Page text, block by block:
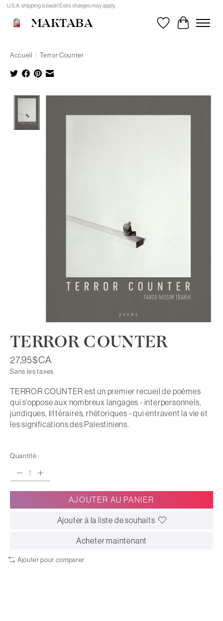
U.S.A. shipping is back! Extra charges may apply.
MAKTABA Liste de souhaits
Panier
Accueil / Terror Counter
TERROR COUNTER
27,95$CA
Sans les taxes
TERROR COUNTER est un premier recueil de poèmes
qui s'oppose aux nombreux langages - interpersonnels,
juridiques, littéraires, rhétoriques - qui entravent la vie et
les significations des Palestiniens.
Quantité :
AJOUTER AU PANIER
Ajouter à la liste de souhaits
Acheter maintenant
Ajouter pour comparer